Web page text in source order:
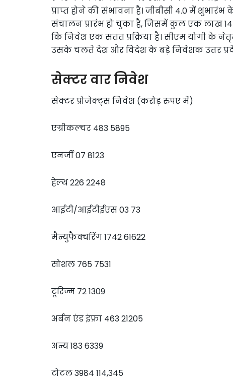
प्राप्त होने की संभावना है। जीबीसी 4.0 में
संचालन प्रारंभ हो चुका है, जिसमें कुल एक लाख
कि निवेश एक सतत प्रक्रिया है। सीएम योगी के
उसके चलते देश और विदेश के बड़े निवेशक उत्तर
सेक्टर वार निवेश
सेक्टर प्रोजेक्ट्स निवेश (करोड़ रुपए में)
एग्रीकल्चर 483 5895
एनर्जी 07 8123
हेल्थ 226 2248
आईटी/आईटीईएस 03 73
मैन्युफैक्चरिंग 1742 61622
सोशल 765 7531
टूरिज्म 72 1309
अर्बन एंड इंफ्रा 463 21205
अन्य 183 6339
टोटल 3984 114,345